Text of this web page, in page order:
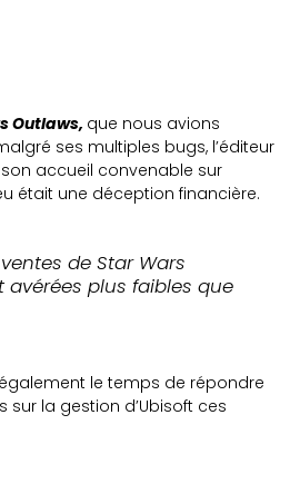
Outlaws, que nous avions
ses multiples bugs, l’éditeur
accueil convenable sur
était une déception financière.
de Star Wars
avérées plus faibles que
le temps de répondre
sur la gestion d’Ubisoft ces